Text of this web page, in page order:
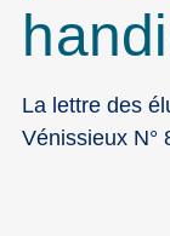
La lettre des
Vénissieux N°